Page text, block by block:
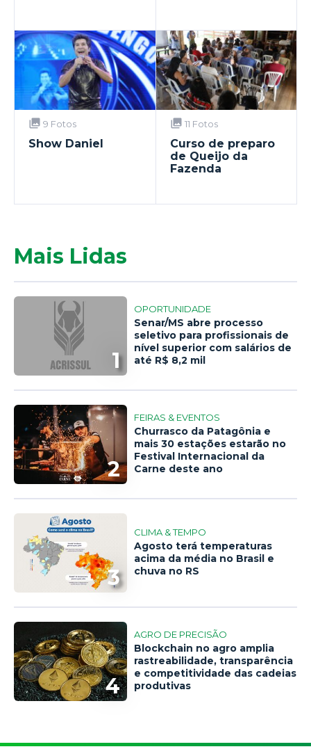
9 Fotos
Show Daniel
11 Fotos
Curso de preparo
de Queijo da
Fazenda
Mais Lidas
1
OPORTUNIDADE
Senar/MS abre processo
seletivo para profissionais de
nível superior com salários de
até R$ 8,2 mil
2
FEIRAS & EVENTOS
Churrasco da Patagônia e
mais 30 estações estarão no
Festival Internacional da
Carne deste ano
3
CLIMA & TEMPO
Agosto terá temperaturas
acima da média no Brasil e
chuva no RS
4
AGRO DE PRECISÃO
Blockchain no agro amplia
rastreabilidade, transparência
e competitividade das cadeias
produtivas